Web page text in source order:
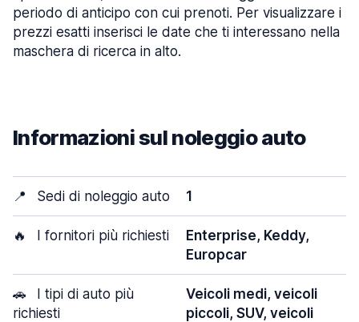
periodo di anticipo con cui prenoti. Per visualizzare i
prezzi esatti inserisci le date che ti interessano nella
maschera di ricerca in alto.
Informazioni sul noleggio auto
📍 Sedi di noleggio auto 1
🔥 I fornitori più richiesti
Enterprise, Keddy,
Europcar
🚗
I tipi di auto più
richiesti
Veicoli medi, veicoli
piccoli, SUV, veicoli